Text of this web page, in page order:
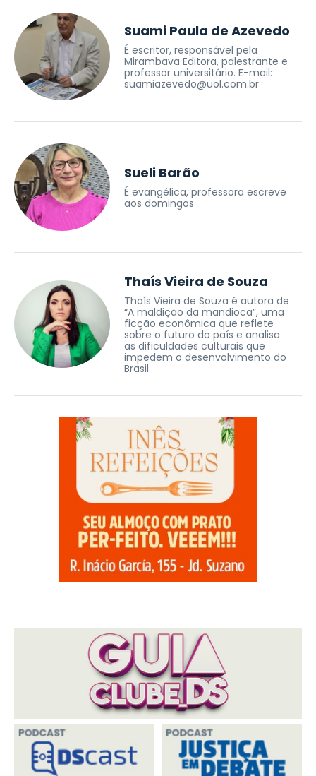
Suami Paula de Azevedo
É escritor, responsável pela
Mirambava Editora, palestrante e
professor universitário. E-mail:
suamiazevedo@uol.com.br
Sueli Barão
É evangélica, professora escreve
aos domingos
Thaís Vieira de Souza
Thaís Vieira de Souza é autora de
“A maldição da mandioca”, uma
ficção econômica que reflete
sobre o futuro do país e analisa
as dificuldades culturais que
impedem o desenvolvimento do
Brasil.